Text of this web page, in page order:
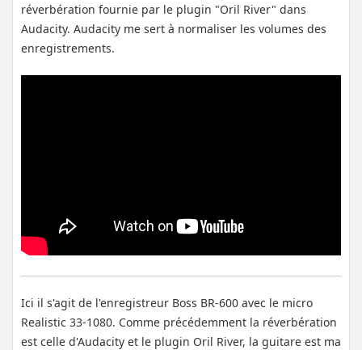
réverbération fournie par le plugin "Oril River" dans
Audacity. Audacity me sert à normaliser les volumes des
enregistrements.
Ici il s'agit de l'enregistreur Boss BR-600 avec le micro
Realistic 33-1080. Comme précédemment la réverbération
est celle d'Audacity et le plugin Oril River, la guitare est ma